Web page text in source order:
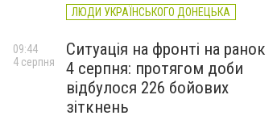
ЛЮДИ УКРАЇНСЬКОГО ДОНЕЦЬКА
Ситуація на фронті на ранок
4 серпня: протягом доби
відбулося 226 бойових
зіткнень
09:44
4 серпня